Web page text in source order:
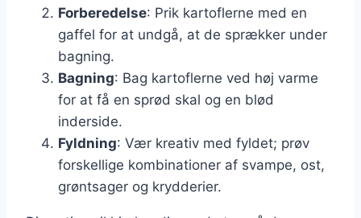
Forberedelse: Prik kartoflerne med en
gaffel for at undgå, at de sprækker under
bagning.
Bagning: Bag kartoflerne ved høj varme
for at få en sprød skal og en blød
inderside.
Fyldning: Vær kreativ med fyldet; prøv
forskellige kombinationer af svampe, ost,
grøntsager og krydderier.